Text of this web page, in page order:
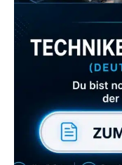
wenn dir
ZUM